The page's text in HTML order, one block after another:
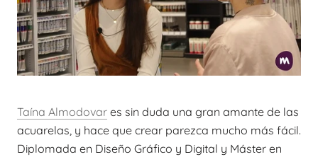
Taína Almodovar es sin duda una gran amante de las
acuarelas, y hace que crear parezca mucho más fácil.
Diplomada en Diseño Gráfico y Digital y Máster en